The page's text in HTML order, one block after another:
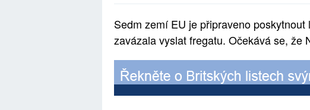
Sedm zemí EU je připraveno
zavázala vyslat fregatu. Očekává se, že